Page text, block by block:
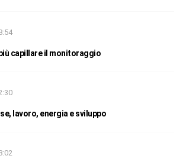
capillare il monitoraggio
lavoro, energia e sviluppo